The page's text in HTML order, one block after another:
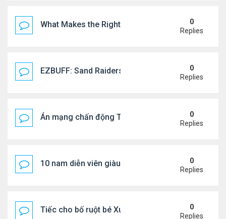
What Makes the Right Retail POS Matter?0
Replies
EZBUFF: Sand Raiders of Sophie Farming
0
Replies
Án mạng chấn động Thái lan: hai chị em người
0
Replies
10 nam diễn viên giàu nhất Trung Quốc 2026
0
Replies
Tiếc cho bố ruột bé Xuân Mai ở Mỹ
0
Replies